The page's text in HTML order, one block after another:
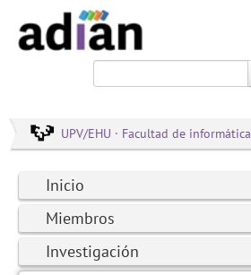
UPV/EHU · Facultad de informática
Inicio
Miembros
Investigación